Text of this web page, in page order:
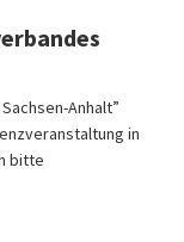
Anhalt”
in
bitte